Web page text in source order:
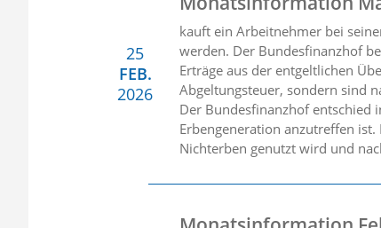
25
FEB.
2026
kauft ein Arbeitnehmer bei
werden. Der Bundesfinanzhof
Erträge aus der entgeltlichen
Abgeltungsteuer, sondern sind
Der Bundesfinanzhof entschied
Erbengeneration anzutreffen
Nichterben genutzt wird und